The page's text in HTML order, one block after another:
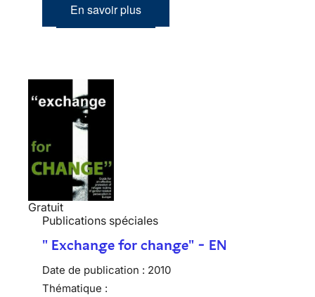
En savoir plus
Gratuit
Publications spéciales
" Exchange for change" - EN
Date de publication : 2010
Thématique :